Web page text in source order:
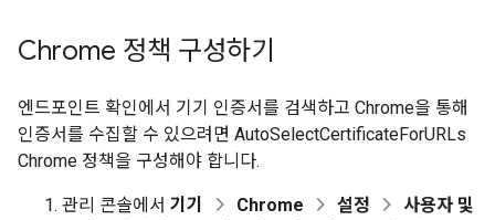
Chrome 정책 구성하기
엔드포인트 확인에서 기기 인증서를 검색하고 Chrome을 통해
인증서를 수집할 수 있으려면 AutoSelectCertificateForURLs
Chrome 정책을 구성해야 합니다.
관리 콘솔에서 기기 Chrome 설정
사용자 및